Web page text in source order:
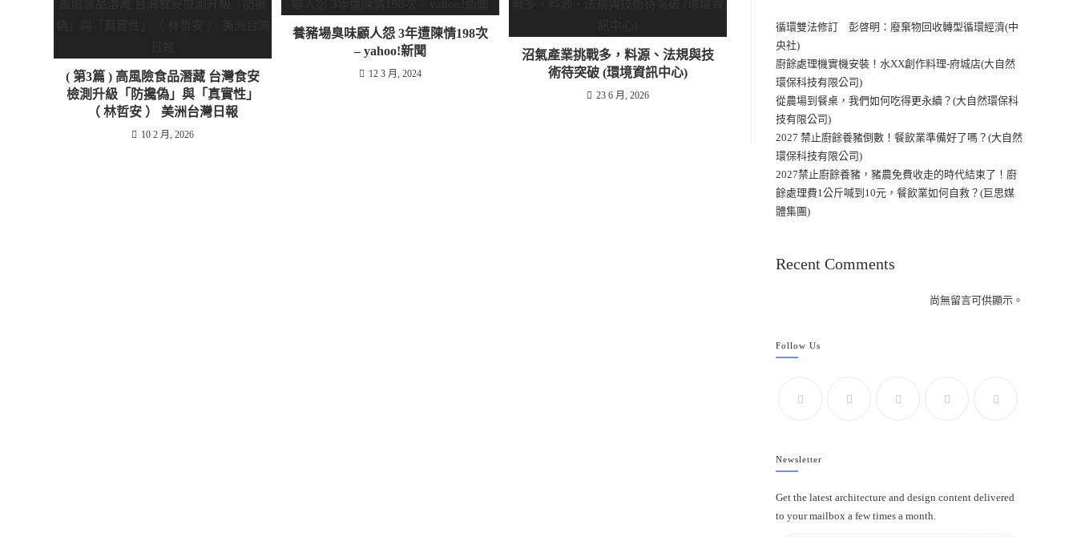
( 第3篇 ) 高風險食品潛藏 台灣食安
檢測升級「防攙偽」與「真實性」
（ 林哲安 ） 美洲台灣日報
10 2 月, 2026
養豬場臭味顧人怨 3年遭陳情198次
– yahoo!新聞
12 3 月, 2024
沼氣產業挑戰多，料源、法規與技
術待突破 (環境資訊中心)
23 6 月, 2026
循環雙法修訂 彭啓明：廢棄物回收轉型循環經濟(中
央社)
廚餘處理機實機安裝！水XX創作料理-府城店(大自然
環保科技有限公司)
從農場到餐桌，我們如何吃得更永續？(大自然環保科
技有限公司)
2027 禁止廚餘養豬倒數！餐飲業準備好了嗎？(大自然
環保科技有限公司)
2027禁止廚餘養豬，豬農免費收走的時代結束了！廚
餘處理費1公斤喊到10元，餐飲業如何自救？(巨思媒
體集團)
Recent Comments
尚無留言可供顯示。
Follow Us
Newsletter
Get the latest architecture and design content delivered
to your mailbox a few times a month.